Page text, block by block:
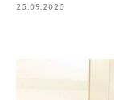
25.09.2025